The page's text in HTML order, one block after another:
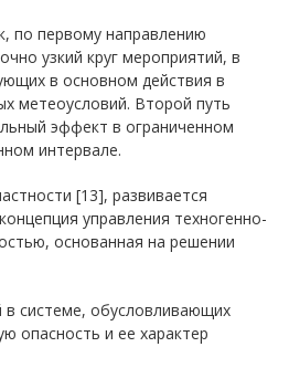
по первому направлению
узкий круг мероприятий, в
в основном действия в
метеоусловий. Второй путь
эффект в ограниченном
интервале.
[13], развивается
управления техногенно-
основанная на решении
в системе, обусловливающих
опасность и ее характер